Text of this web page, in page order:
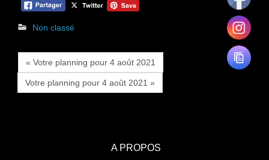
Non classé
« Votre planning pour 4 août 2021
Votre planning pour 4 août 2021 »
A PROPOS